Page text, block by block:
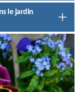
le jardin